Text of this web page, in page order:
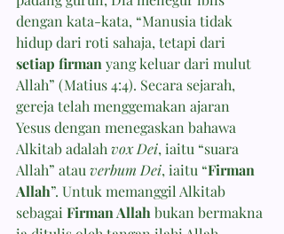
dengan kata-kata, “Manusia tidak
hidup dari roti sahaja, tetapi dari
setiap firman yang keluar dari mulut
Allah” (Matius 4:4). Secara sejarah,
gereja telah menggemakan ajaran
Yesus dengan menegaskan bahawa
Alkitab adalah vox Dei, iaitu “suara
Allah” atau verbum Dei, iaitu “Firman
Allah”. Untuk memanggil Alkitab
sebagai Firman Allah bukan bermakna